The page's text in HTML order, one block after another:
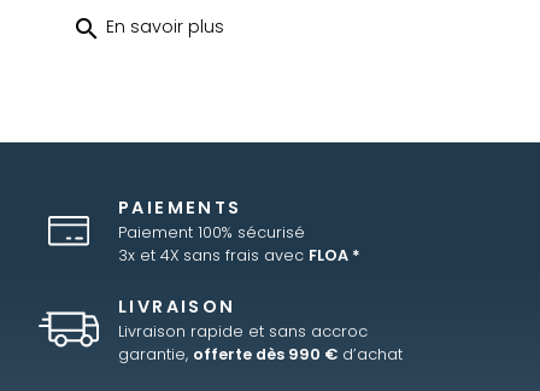
search En savoir plus
PAIEMENTS
Paiement 100% sécurisé
3x et 4X sans frais avec FLOA *
LIVRAISON
Livraison rapide et sans accroc
garantie, offerte dès 990 € d’achat